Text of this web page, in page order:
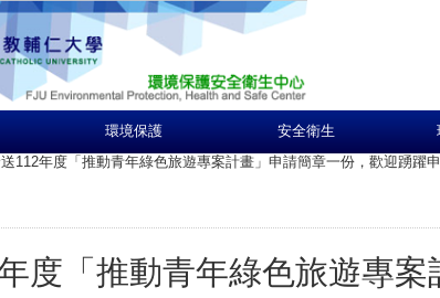
環境保護 安全衛生
112年度「推動青年綠色旅遊專案計畫」申請簡章一份，歡迎踴躍申
度「推動青年綠色旅遊專案